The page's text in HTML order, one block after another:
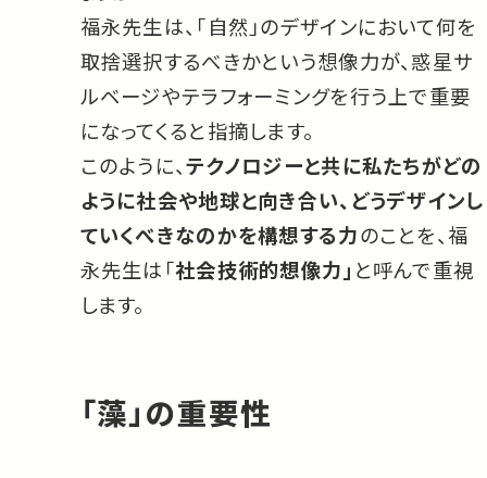
福永先生は、「自然」のデザインにおいて何を
取捨選択するべきかという想像力が、惑星サ
ルベージやテラフォーミングを行う上で重要
になってくると指摘します。
このように、テクノロジーと共に私たちがどの
ように社会や地球と向き合い、どうデザインし
ていくべきなのかを構想する力のことを、福
永先生は「社会技術的想像力」 と呼んで重視
します。
「藻」の重要性